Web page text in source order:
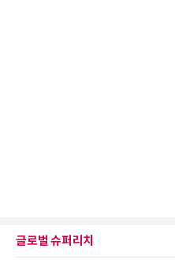
글로벌 슈퍼리치